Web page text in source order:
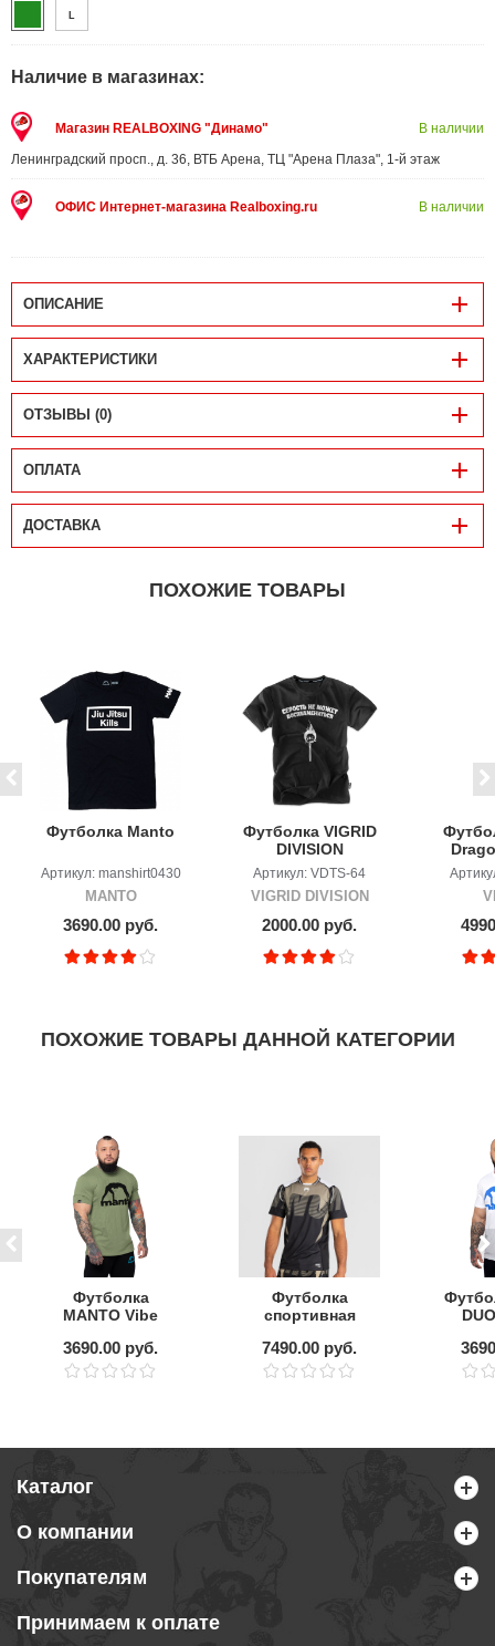
L
Наличие в магазинах:
Магазин REALBOXING "Динамо"
Ленинградский просп., д. 36, ВТБ Арена, ТЦ "Арена Плаза", 1-й этаж
В наличии
ОФИС Интернет-магазина Realboxing.ru В наличии
ОПИСАНИЕ
ХАРАКТЕРИСТИКИ
ОТЗЫВЫ (0)
ОПЛАТА
ДОСТАВКА
ПОХОЖИЕ ТОВАРЫ
Футболка Manto
Артикул: manshirt0430
MANTO
3690.00 руб.
Футболка VIGRID
DIVISION
"Серость"
Артикул: VDTS-64
VIGRID DIVISION
2000.00 руб.
ПОХОЖИЕ ТОВАРЫ ДАННОЙ КАТЕГОРИИ
Футболка
MANTO Vibe
3690.00 руб.
Футболка
спортивная
Black/Sand
7490.00 руб.
Каталог
О компании
Покупателям
Принимаем к оплате